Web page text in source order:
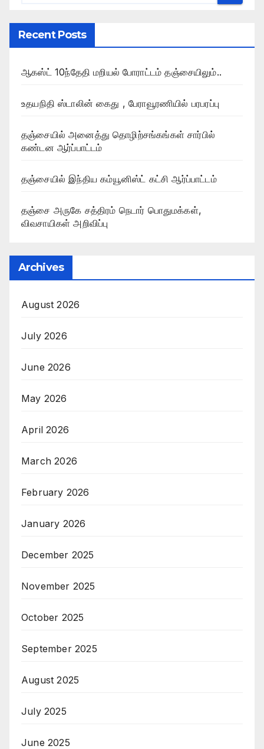
Recent Posts
ஆகஸ்ட் 10ந்தேதி மறியல் போராட்டம் தஞ்சையிலும்..
உதயநிதி ஸ்டாலின் கைது , பேராவூரணியில் பரபரப்பு
தஞ்சையில் அனைத்து தொழிற்சங்கங்கள் சார்பில்
கண்டன ஆர்ப்பாட்டம்
தஞ்சையில் இந்திய கம்யூனிஸ்ட் கட்சி ஆர்ப்பாட்டம்
தஞ்சை அருகே சத்திரம் நெடார் பொதுமக்கள்,
விவசாயிகள் அறிவிப்பு
Archives
August 2026
July 2026
June 2026
May 2026
April 2026
March 2026
February 2026
January 2026
December 2025
November 2025
October 2025
September 2025
August 2025
July 2025
June 2025